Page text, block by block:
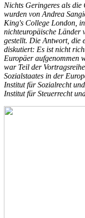
Nichts Geringeres als
wurden von Andrea
King's College London,
nichteuropäische
gestellt. Die Antwort, die
diskutiert: Es ist nicht
Europäer aufgenommen
war Teil der
Sozialstaates in der
Institut für Sozialrecht
Institut für Steuerrecht